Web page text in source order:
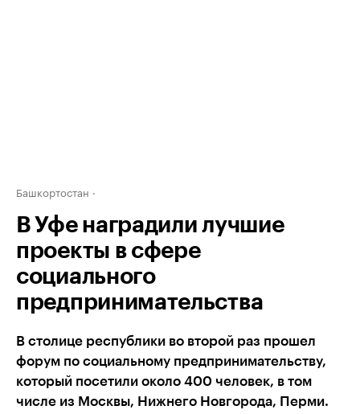
Башкортостан
В Уфе наградили лучшие
проекты в сфере
социального
предпринимательства
В столице республики во второй раз прошел
форум по социальному предпринимательству,
который посетили около 400 человек, в том
числе из Москвы, Нижнего Новгорода, Перми.